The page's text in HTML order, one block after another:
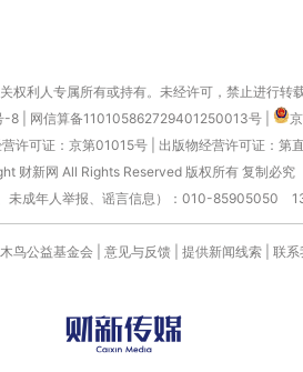
权利人专属所有或持有。未经许可，禁止进行转
-8 网信算备110105862729401250013号
许可证：京第01015号| 出版物经营许可证：第
财新网 All Rights Reserved 版权所有 复制必究
未成年人举报、谣言信息）：010-85905050
鸟公益基金会 意见与反馈 提供新闻线索 联系